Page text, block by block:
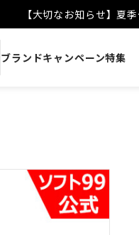
【大切なお知らせ】夏
ブランドキャンペーン特集